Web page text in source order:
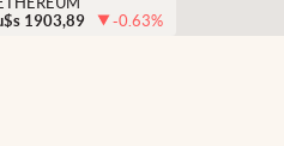
1903,89 -0.63%